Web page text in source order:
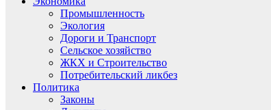
Промышленность
Экология
Дороги и Транспорт
Сельское хозяйство
ЖКХ и Строительство
Потребительский ликбез
Политика
Законы